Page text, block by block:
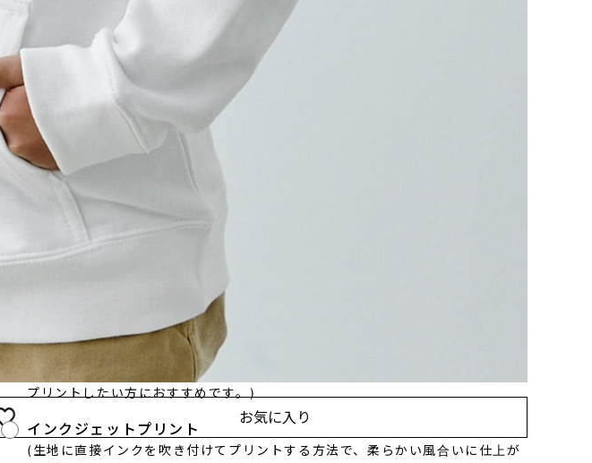
お気に入り
4Stepでデザインをはじめよう！
01 カラーを選ぶ
オンデマンド転写
(インクを専用フィルムに印刷して熱で圧着する方法で、カラフルで複雑な柄を
プリントしたい方におすすめです。)
インクジェットプリント
(生地に直接インクを吹き付けてプリントする方法で、柔らかい風合いに仕上が